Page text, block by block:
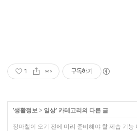
1 구독하기
'생활정보 > 일상' 카테고리의 다른 글
장마철이 오기 전에 미리 준비해야 할 제습 기능